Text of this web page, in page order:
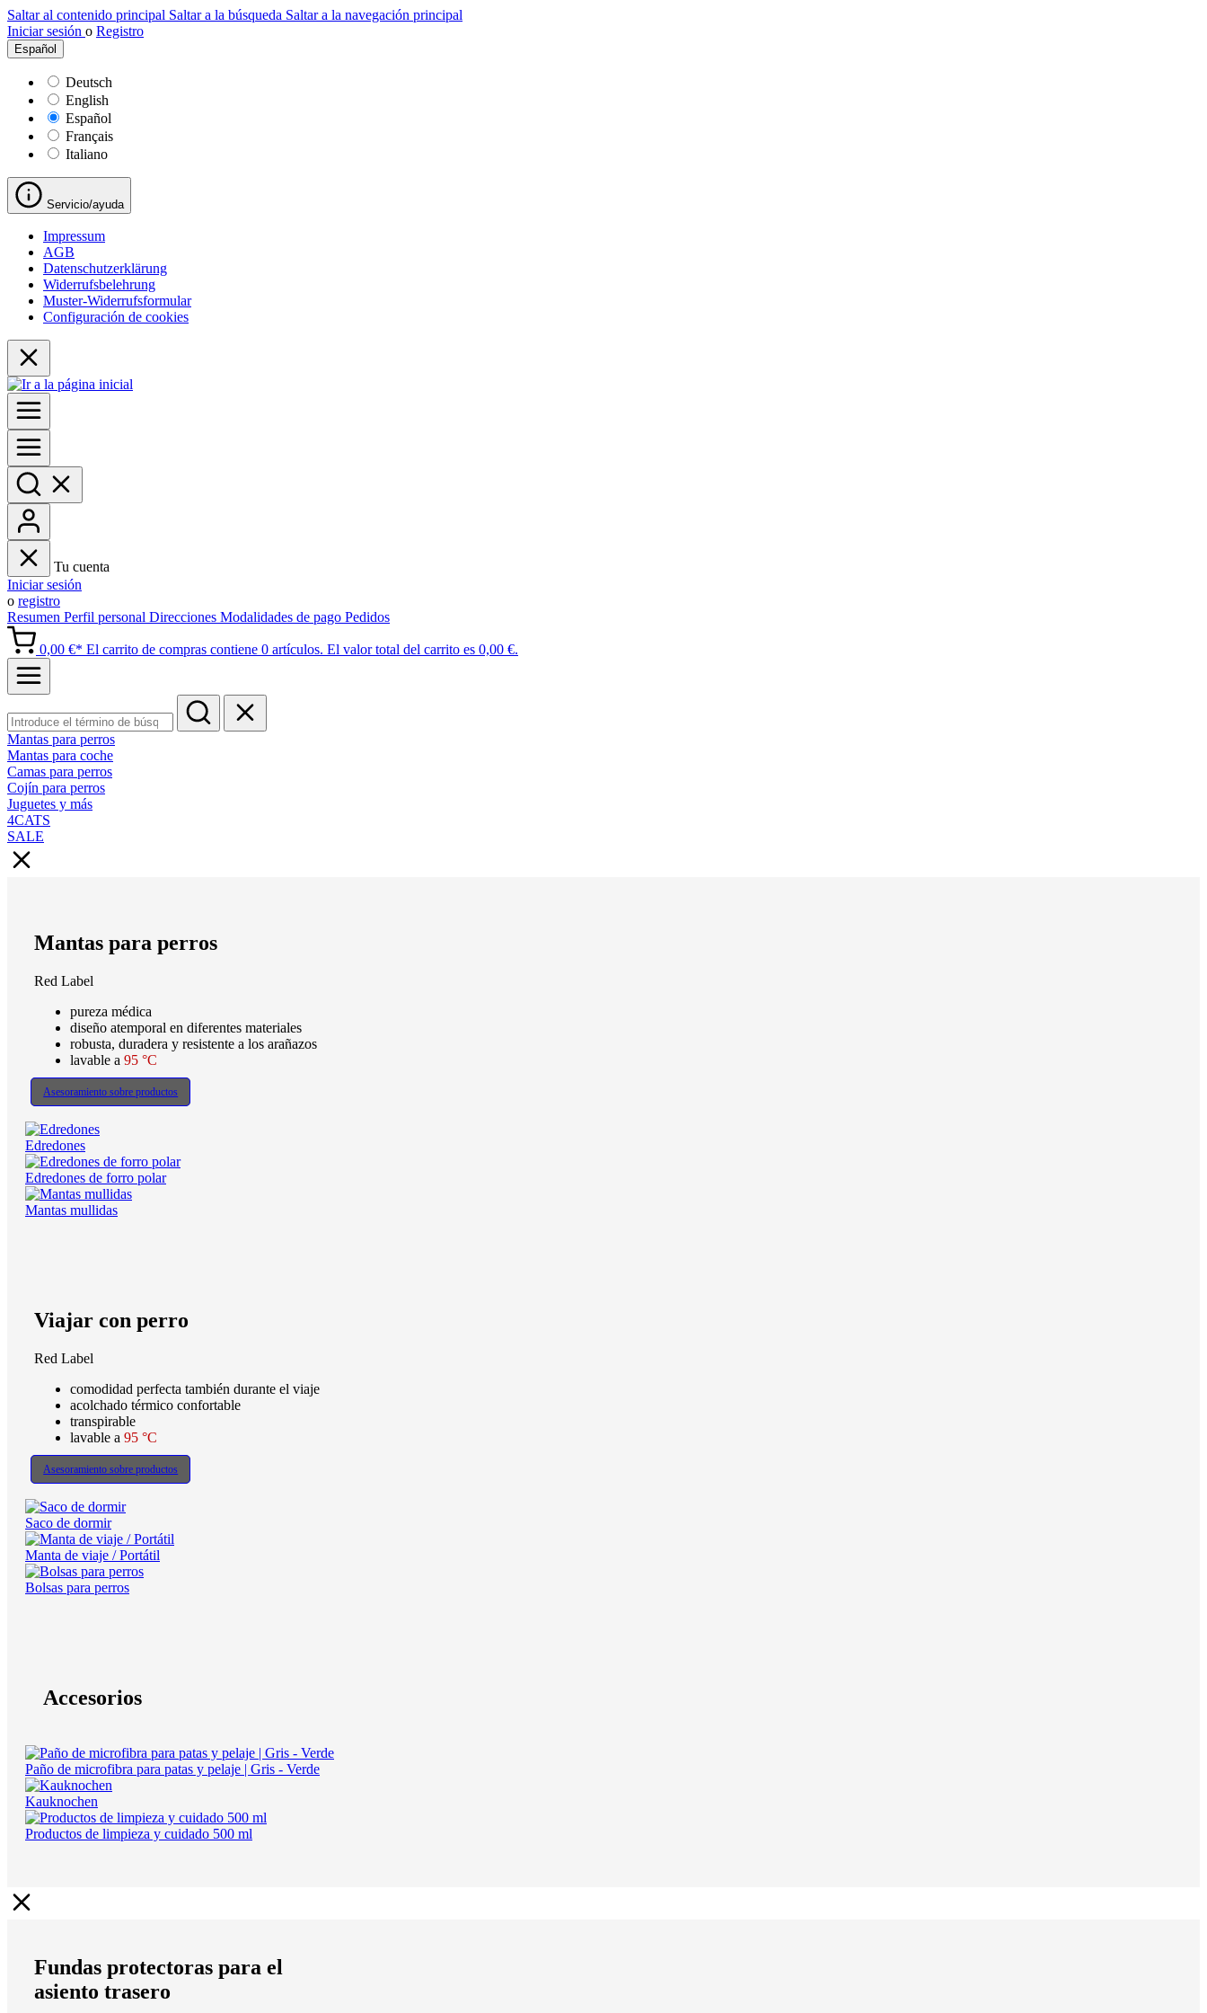
Saltar al contenido principal Saltar a la búsqueda Saltar a la navegación principal
Iniciar sesión o Registro
Español
Deutsch
English
Español
Français
Italiano
Servicio/ayuda
Impressum
AGB
Datenschutzerklärung
Widerrufsbelehrung
Muster-Widerrufsformular
Configuración de cookies
Tu cuenta
Iniciar sesión
o registro
Resumen Perfil personal Direcciones Modalidades de pago Pedidos
0,00 €* El carrito de compras contiene 0 artículos. El valor total del carrito es 0,00 €.
Mantas para perros
Mantas para coche
Camas para perros
Cojín para perros
Juguetes y más
4CATS
SALE
Mantas para perros
Red Label
pureza médica
diseño atemporal en diferentes materiales
robusta, duradera y resistente a los arañazos
lavable a 95 °C
Asesoramiento sobre productos
Edredones
Edredones de forro polar
Mantas mullidas
Viajar con perro
Red Label
comodidad perfecta también durante el viaje
acolchado térmico confortable
transpirable
lavable a 95 °C
Asesoramiento sobre productos
Saco de dormir
Manta de viaje / Portátil
Bolsas para perros
Accesorios
Paño de microfibra para patas y pelaje | Gris - Verde
Kauknochen
Productos de limpieza y cuidado 500 ml
Fundas protectoras para el
asiento trasero